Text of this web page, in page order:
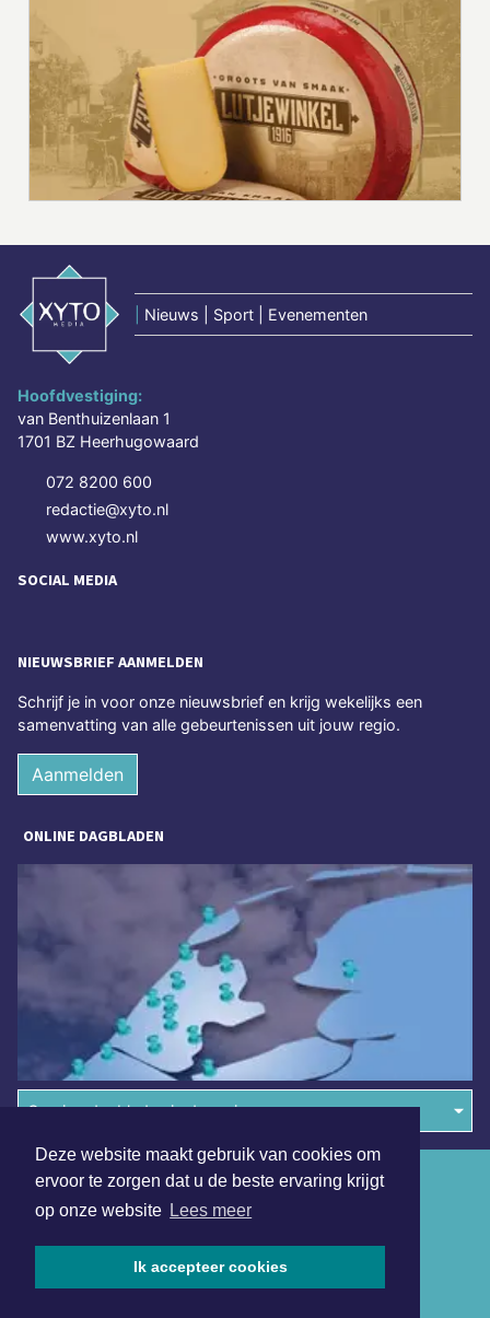
Deze website maakt gebruik van cookies om
ervoor te zorgen dat u de beste ervaring krijgt
op onze website Lees meer
Ik accepteer cookies
Nieuws | Sport | Evenementen
Hoofdvestiging:
van Benthuizenlaan 1
1701 BZ Heerhugowaard
072 8200 600
redactie@xyto.nl
www.xyto.nl
SOCIAL MEDIA
NIEUWSBRIEF AANMELDEN
Schrijf je in voor onze nieuwsbrief en krijg wekelijks een
samenvatting van alle gebeurtenissen uit jouw regio.
Aanmelden
ONLINE DAGBLADEN
Overige dagbladen in de regio
Algemene voorwaarden
Disclaimer